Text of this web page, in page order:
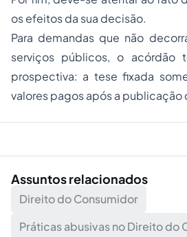
os efeitos da sua decisão.
Para demandas que não
serviços públicos, o acórdão
prospectiva: a tese fixada
valores pagos após a publicação
Assuntos relacionados
Direito do Consumidor
Práticas abusivas no Direito do